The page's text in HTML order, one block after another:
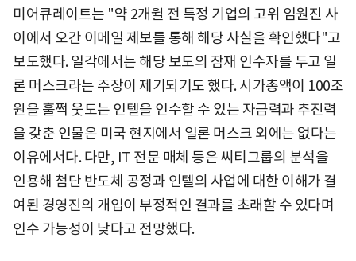
미어큐레이트는 "약 2개월 전 특정 기업의 고위 임원진 사
이에서 오간 이메일 제보를 통해 해당 사실을 확인했다"고
보도했다. 일각에서는 해당 보도의 잠재 인수자를 두고 일
론 머스크라는 주장이 제기되기도 했다. 시가총액이 100조
원을 훌쩍 웃도는 인텔을 인수할 수 있는 자금력과 추진력
을 갖춘 인물은 미국 현지에서 일론 머스크 외에는 없다는
이유에서다. 다만, IT 전문 매체 등은 씨티그룹의 분석을
인용해 첨단 반도체 공정과 인텔의 사업에 대한 이해가 결
여된 경영진의 개입이 부정적인 결과를 초래할 수 있다며
인수 가능성이 낮다고 전망했다.